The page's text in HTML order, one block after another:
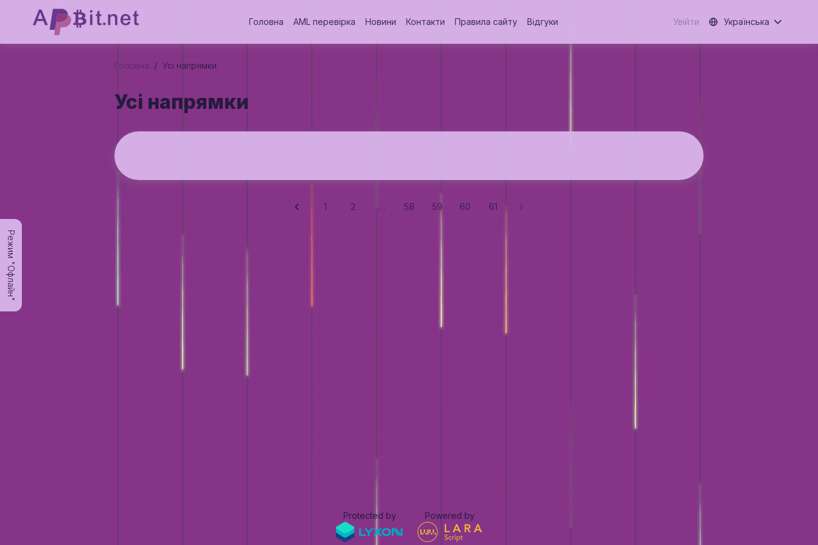
Головна AML перевірка Новини Контакти Правила сайту Відгуки Увійти Українська
Головна / Усi напрямки
Усi напрямки
1 2 … 58 59 60 61
Protected by Powered by
Режим "Офлайн"